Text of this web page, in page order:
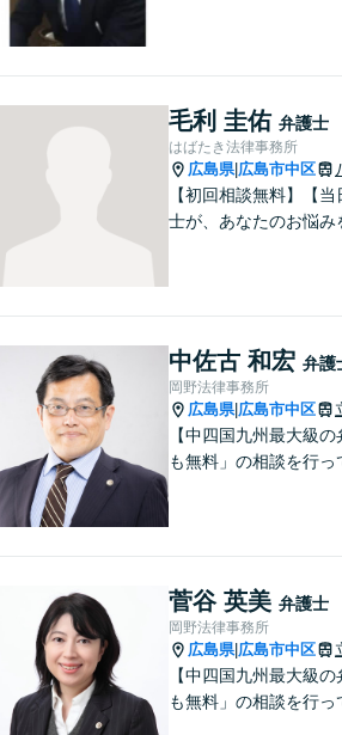
毛利 圭佑 弁護士
はばたき法律事務所
広島県| 広島市中区
【初回相談無料】【
士が、あなたのお悩み
中佐古 和宏 弁護
岡野法律事務所
広島県| 広島市中区
【中四国九州最大級
も無料」の相談を行っ
菅谷 英美 弁護士
岡野法律事務所
広島県| 広島市中区
【中四国九州最大級
も無料」の相談を行っ